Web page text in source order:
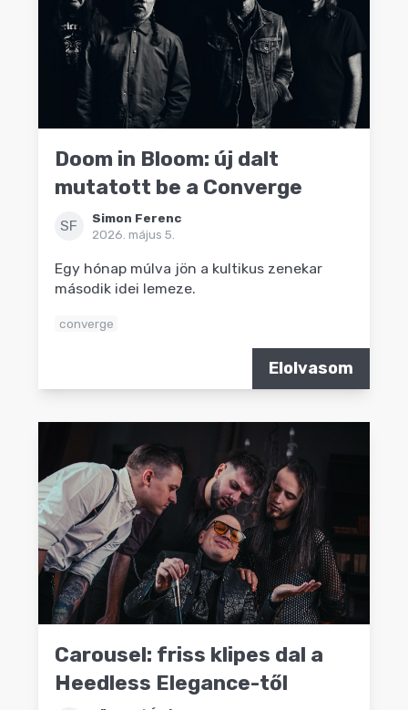
Doom in Bloom: új dalt
mutatott be a Converge
SF
Simon Ferenc
2026. május 5.
Egy hónap múlva jön a kultikus zenekar
második idei lemeze.
converge
Elolvasom
Carousel: friss klipes dal a
Heedless Elegance-től